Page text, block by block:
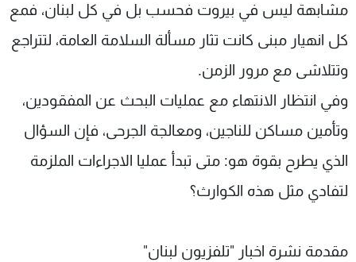
مشابهة ليس في بيروت فحسب بل في كل لبنان، فمع
كل انهيار مبنى كانت تثار مسألة السلامة العامة، لتتراجع
وتتلاشى مع مرور الزمن.
وفي انتظار الانتهاء مع عمليات البحث عن المفقودين،
وتأمين مساكن للناجين، ومعالجة الجرحى، فإن السؤال
الذي يطرح بقوة هو: متى تبدأ عمليا الاجراءات الملزمة
لتفادي مثل هذه الكوارث؟
مقدمة نشرة اخبار "تلفزيون لبنان"